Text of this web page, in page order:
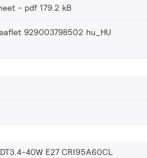
pdf 179.2 kB
929003798502 hu_HU
40W E27 CRI95A60CL